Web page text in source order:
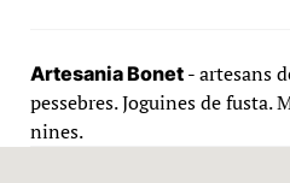
Artesania Bonet - artesans
pessebres. Joguines de fusta.
nines.